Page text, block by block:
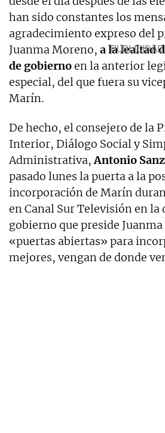
han sido constantes los
agradecimiento expreso del
Juanma Moreno, a la lealtad
de gobiernoen la anterior
especial, del que fuera su
Marín.
De hecho, el consejero de la
Interior, Diálogo Social y
Administrativa,Antonio Sanz
pasado lunes la puerta a la
incorporación de Marín
en Canal Sur Televisión en la
gobierno que preside
«puertas abiertas» para
mejores, vengan de donde